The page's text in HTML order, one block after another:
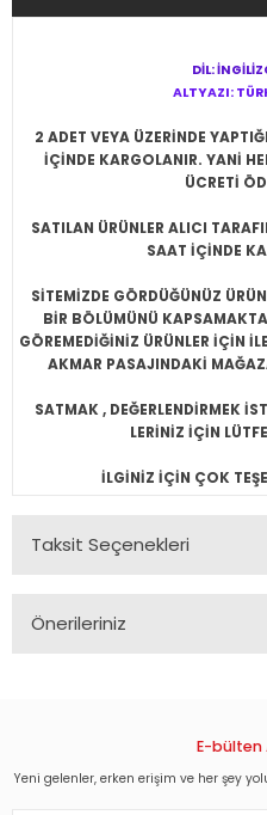
DİL:
ALTYAZI:
2 ADET VEYA ÜZERİNDE
İÇİNDE KARGOLANIR. YANİ
ÜCRETİ
SATILAN ÜRÜNLER ALICI
SAAT İÇİNDE
SİTEMİZDE GÖRDÜĞÜNÜZ
BİR BÖLÜMÜNÜ
GÖREMEDİĞİNİZ ÜRÜNLER İÇİN
AKMAR PASAJINDAKİ
SATMAK , DEĞERLENDİRMEK
LERİNİZ İÇİN
İLGİNİZ İÇİN ÇOK
Taksit Seçenekleri
Önerileriniz
Görüş ve önerileriniz içinE-bülten
Yeni gelenler, erken erişim ve her şey